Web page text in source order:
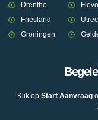
Drenthe
Friesland
Groningen
Klik op Start Aanvraag